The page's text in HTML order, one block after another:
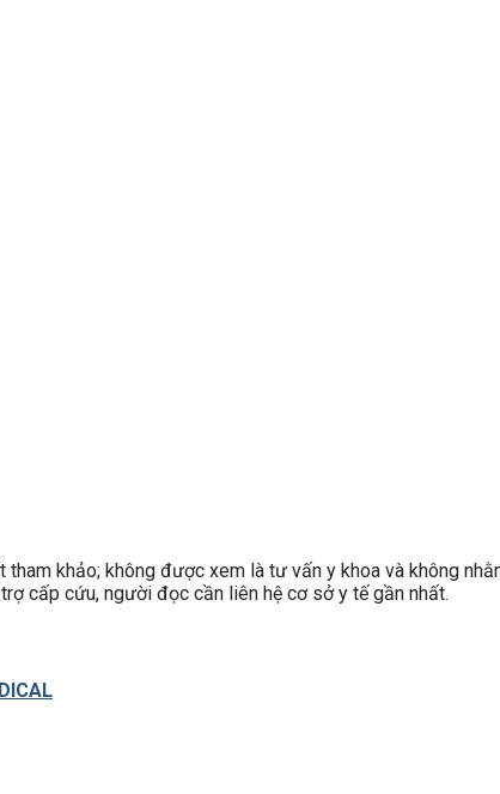
khảo; không được xem là tư vấn y khoa và không
cấp cứu, người đọc cần liên hệ cơ sở y tế gần nhất.